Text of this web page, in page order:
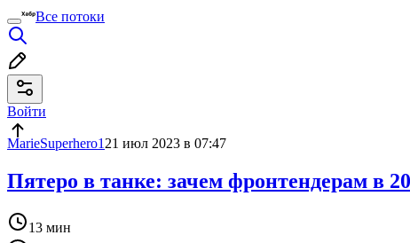
Все потоки
Войти
MarieSuperhero1 21 июл 2023 в 07:47
Пятеро в танке: зачем фронтендерам в
13 мин